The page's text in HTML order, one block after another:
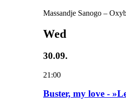
Massandje Sanogo –
Wed
30.09.
21:00
Buster, my love -